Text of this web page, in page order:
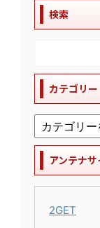
検索
カテゴリー
アンテナサ
2GET